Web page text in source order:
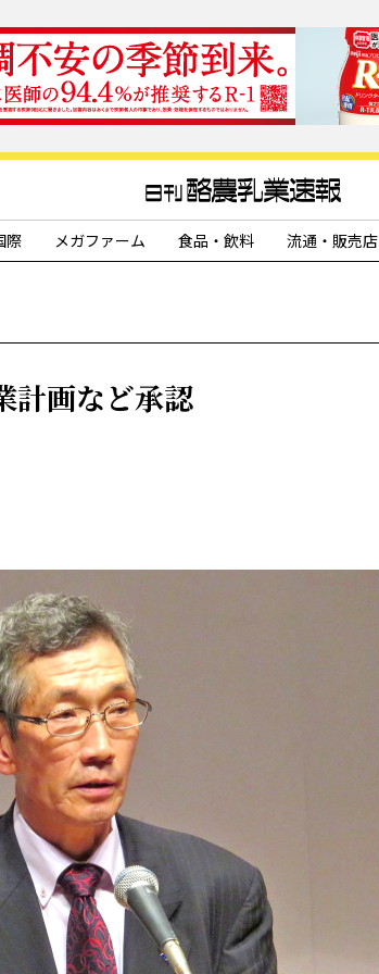
際 メガファーム 食品・飲料 流通・販売店
計画など承認